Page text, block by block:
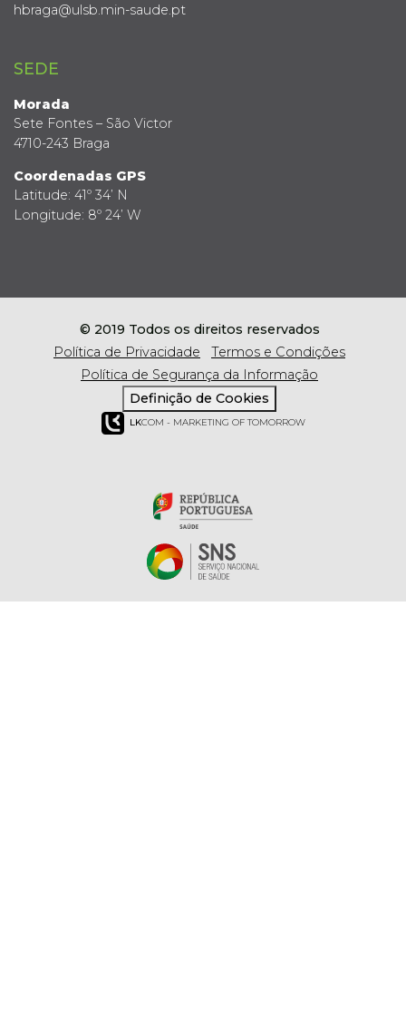
hbraga@ulsb.min-saude.pt
SEDE
Morada
Sete Fontes – São Victor
4710-243 Braga
Coordenadas GPS
Latitude: 41º 34’ N
Longitude: 8º 24’ W
© 2019 Todos os direitos reservados
Política de Privacidade
Termos e Condições
Política de Segurança da Informação
Definição de Cookies
LKCOM - MARKETING OF TOMORROW